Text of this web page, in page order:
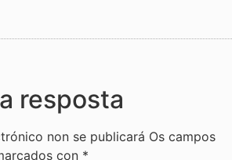
resposta
non se publicará Os campos
con *